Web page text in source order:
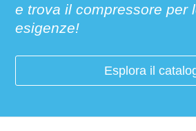
e trova il compressore per
esigenze!
Esplora il